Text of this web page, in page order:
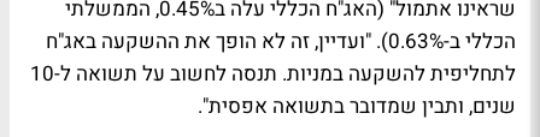
שראינו אתמול" (האג"ח הכללי עלה ב0.45%, הממשלתי
הכללי ב-0.63%). "ועדיין, זה לא הופך את ההשקעה באג"ח
לתחליפית להשקעה במניות. תנסה לחשוב על תשואה ל-10
שנים, ותבין שמדובר בתשואה אפסית".